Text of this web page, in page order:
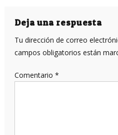
entradas
Deja una respuesta
Tu dirección de correo
campos obligatorios están
Comentario *